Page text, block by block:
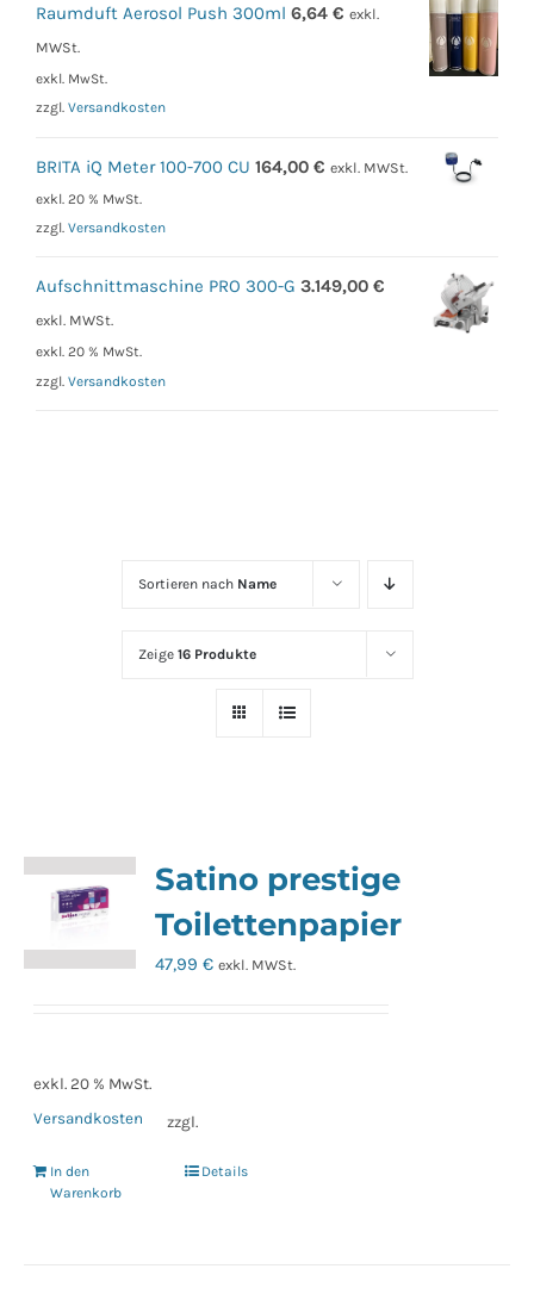
Sortieren nach Name
Zeige 16 Produkte
Satino prestige
Toilettenpapier
47,99€ exkl. MWSt.
exkl. 20 % MwSt.
zzgl.
Versandkosten
In den
Warenkorb
Details
Raumduft Aerosol Push 300ml 6,64 € exkl.
MWSt.
exkl. MwSt.
zzgl. Versandkosten
BRITA iQ Meter 100-700 CU 164,00 € exkl. MWSt.
exkl. 20 % MwSt.
zzgl. Versandkosten
Aufschnittmaschine PRO 300-G 3.149,00 €
exkl. MWSt.
exkl. 20 % MwSt.
zzgl. Versandkosten